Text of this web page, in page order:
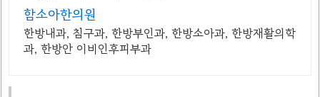
함소아한의원
한방내과, 침구과, 한방부인과, 한방소아과, 한방재활의학
과, 한방안 이비인후피부과